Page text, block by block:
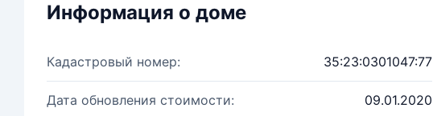
Информация о доме
Кадастровый номер: 35:23:0301047:77
Дата обновления стоимости: 09.01.2020